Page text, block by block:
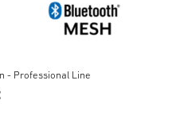
- Professional Line